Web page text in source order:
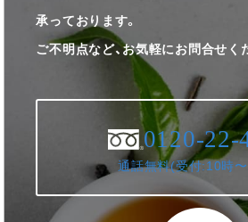
承っております。
ご不明点など、お気軽にお問合せく
0120-22-
通話無料(受付:10時